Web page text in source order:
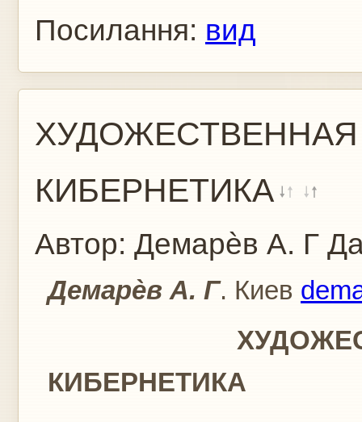
Посилання: вид
ХУДОЖЕСТВЕННАЯ
КИБЕРНЕТИКА
Автор: Демарѐв А. Г
Демарѐв А. Г. Киев
КИБЕРНЕТИКА